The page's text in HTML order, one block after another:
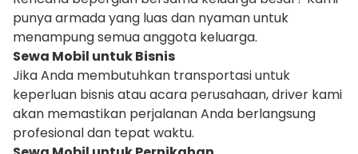
punya armada yang luas dan nyaman untuk
menampung semua anggota keluarga.
Sewa Mobil untuk Bisnis
Jika Anda membutuhkan transportasi untuk
keperluan bisnis atau acara perusahaan, driver kami
akan memastikan perjalanan Anda berlangsung
profesional dan tepat waktu.